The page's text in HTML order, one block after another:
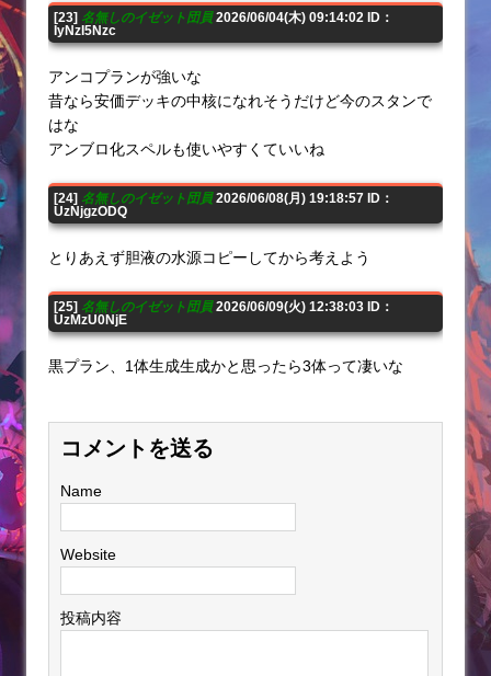
[23] 名無しのイゼット団員2026/06/04(木) 09:14:02 ID：
IyNzI5Nzc
アンコプランが強いな
昔なら安価デッキの中核になれそうだけど今のスタンで
はな
アンブロ化スペルも使いやすくていいね
[24] 名無しのイゼット団員2026/06/08(月) 19:18:57 ID：
UzNjgzODQ
とりあえず胆液の水源コピーしてから考えよう
[25] 名無しのイゼット団員2026/06/09(火) 12:38:03 ID：
UzMzU0NjE
黒プラン、1体生成生成かと思ったら3体って凄いな
コメントを送る
Name
Website
投稿内容